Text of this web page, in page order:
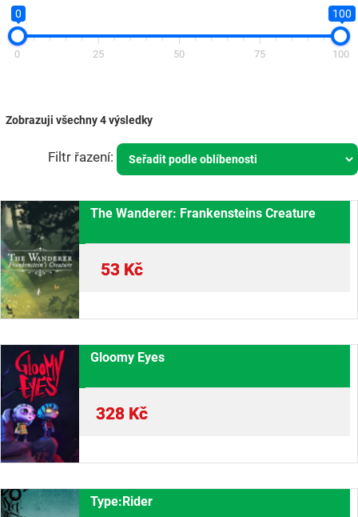
0 100
0 25 50 75 100
Zobrazuji všechny 4 výsledky
The Wanderer: Frankensteins Creature
53 Kč
Gloomy Eyes
328 Kč
Type:Rider